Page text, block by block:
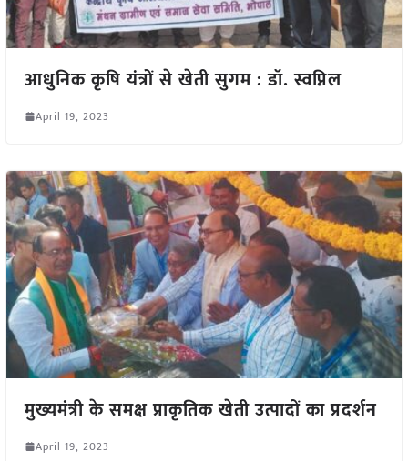
आधुनिक कृषि यंत्रों से खेती सुगम : डॉ. स्वप्निल
April 19, 2023
मुख्यमंत्री के समक्ष प्राकृतिक खेती उत्पादों का प्रदर्शन
April 19, 2023